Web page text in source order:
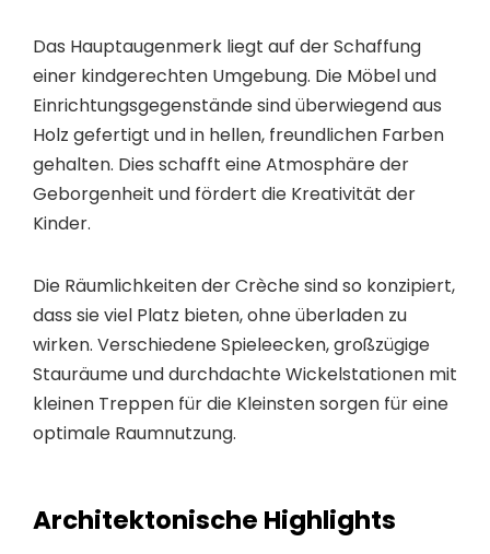
Das Hauptaugenmerk liegt auf der Schaffung
einer kindgerechten Umgebung. Die Möbel und
Einrichtungsgegenständesind überwiegend aus
Holz gefertigt und in hellen, freundlichen Farben
gehalten. Dies schafft eine Atmosphäre der
Geborgenheit und fördert die Kreativität der
Kinder.
Die Räumlichkeiten der Crèche sind so konzipiert,
dass sie viel Platz bieten, ohne überladen zu
wirken. Verschiedene Spieleecken, großzügige
Stauräume und durchdachte Wickelstationen mit
kleinen Treppen für die Kleinsten sorgen für eine
optimale Raumnutzung.
Architektonische Highlights